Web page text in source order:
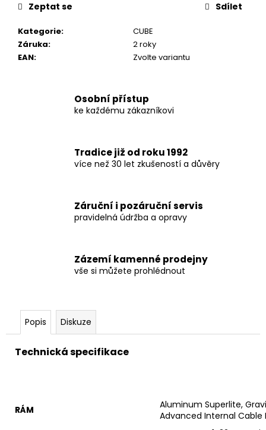
Kategorie:
CUBE
Záruka:
2 roky
EAN: Zvolte variantu
Zeptat se Sdílet
Osobní přístup
ke každému zákazníkovi
Tradice již od roku 1992
více než 30 let zkušeností a důvěry
Záruční i pozáruční servis
pravidelná údržba a opravy
Zázemí kamenné prodejny
vše si můžete prohlédnout
Popis Diskuze
Technická specifikace
RÁM
Aluminum Superlite,
Advanced Internal